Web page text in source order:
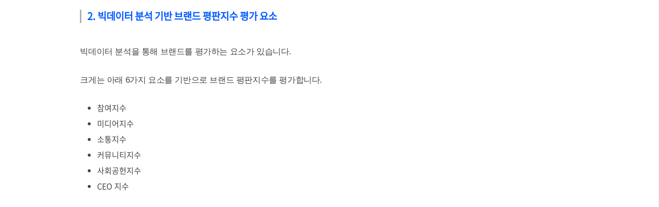
2. 빅데이터 분석 기반 브랜드 평판지수 평가 요소
빅데이터 분석을 통해 브랜드를 평가하는 요소가 있습니다.
크게는 아래 6가지 요소를 기반으로 브랜드 평판지수를 평가합니다.
참여지수
미디어지수
소통지수
커뮤니티지수
사회공헌지수
CEO 지수